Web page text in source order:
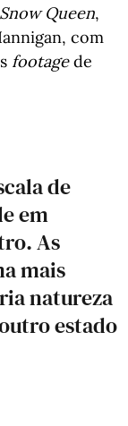
Snow Queen,
com
footagede
de
em
As
mais
natureza
estado